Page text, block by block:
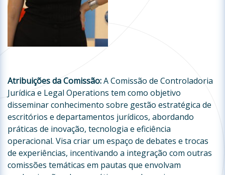
Atribuições da Comissão:A Comissão de Controladoria
Jurídica e Legal Operations tem como objetivo
disseminar conhecimento sobre gestão estratégica de
escritórios e departamentos jurídicos, abordando
práticas de inovação, tecnologia e eficiência
operacional. Visa criar um espaço de debates e trocas
de experiências, incentivando a integração com outras
comissões temáticas em pautas que envolvam